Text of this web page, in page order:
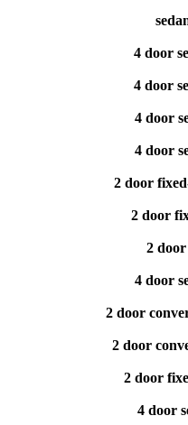
4 door
4 door
4 door
4 door
2 door
2 door
2
4 door
2 door
2 door
2 door
4 door